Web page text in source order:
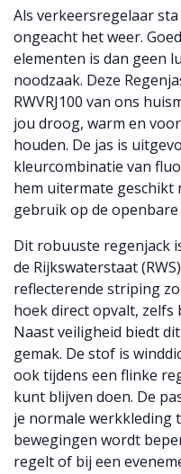
Als verkeersregelaar
ongeacht het weer.
elementen is dan geen
noodzaak. Deze
RWVRJ100 van ons
jou droog, warm en
houden. De jas is
kleurcombinatie van
hem uitermate
gebruik op de openbare
Dit robuuste regenjack
de Rijkswaterstaat
reflecterende striping
hoek direct opvalt, zelfs
Naast veiligheid biedt
gemak. De stof is
ook tijdens een flinke
kunt blijven doen. De
je normale werkkleding
bewegingen wordt
regelt of bij een